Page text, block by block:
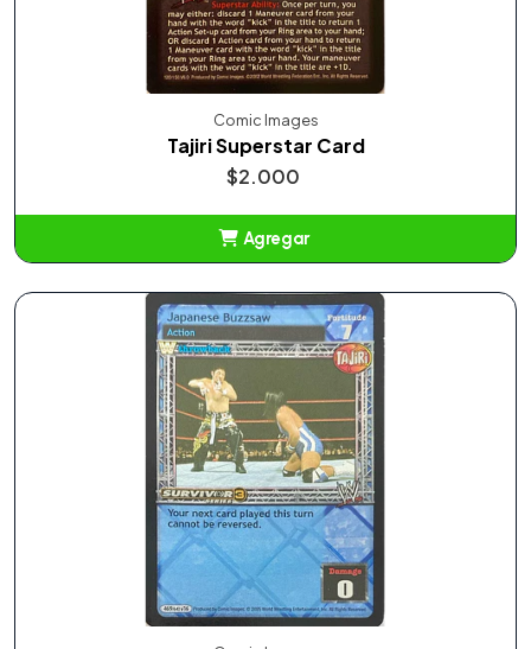
Comic Images
Tajiri Superstar Card
$2.000
Agregar